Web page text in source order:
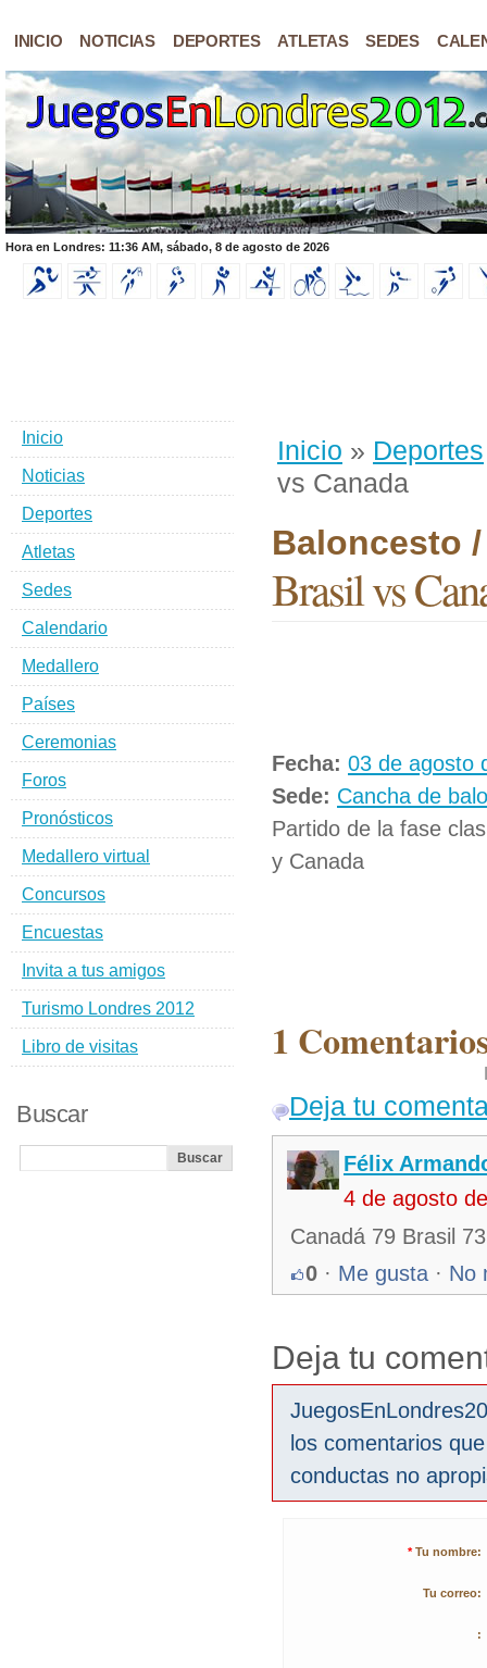
INICIO NOTICIAS DEPORTES ATLETAS SEDES
Hora en Londres: 11:36 AM, sábado, 8 de agosto de 2026
Inicio » Deportes
vs Canada
Baloncesto
Brasil vs
Fecha: 03 de agosto
Sede: Cancha de
Partido de la fase
y Canada
1
Deja tu
Félix
4 de agosto
Canadá 79 Brasil 73
0 · Me gusta · No
Deja tu
los comentarios
conductas no
* Tu nombre:
Tu correo:
:
Inicio
Noticias
Deportes
Atletas
Sedes
Calendario
Medallero
Países
Ceremonias
Foros
Pronósticos
Medallero virtual
Concursos
Encuestas
Invita a tus amigos
Turismo Londres 2012
Libro de visitas
Buscar